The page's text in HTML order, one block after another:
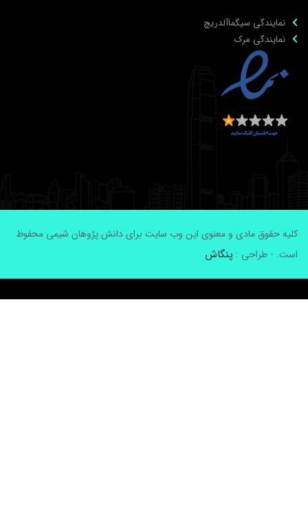
نمایندگی سیگماآلدریچ
نمایندگی مرک
حقوق مادی و معنوی این وب سایت برای دانش پژوهان شیمی محفوظ
- طراحی :پنگاش